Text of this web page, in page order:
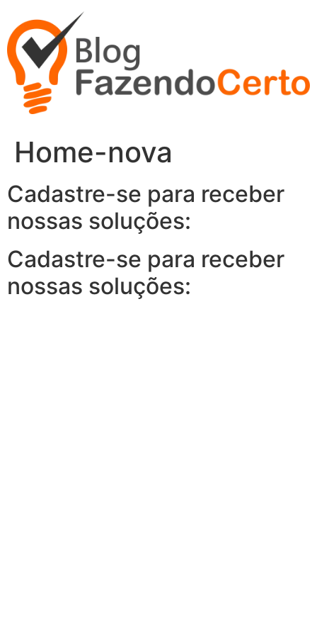
para
conteúdo
Home-nova
Cadastre-se para receber
nossas soluções:
Cadastre-se para receber
nossas soluções: